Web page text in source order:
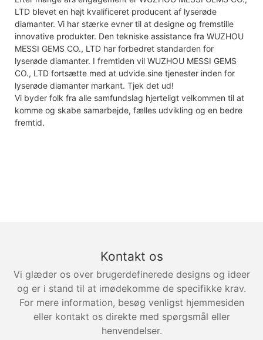
LTD blevet en højt kvalificeret producent af lyserøde
diamanter. Vi har stærke evner til at designe og fremstille
innovative produkter. Den tekniske assistance fra WUZHOU
MESSI GEMS CO., LTD har forbedret standarden for
lyserøde diamanter. I fremtiden vil WUZHOU MESSI GEMS
CO., LTD fortsætte med at udvide sine tjenester inden for
lyserøde diamanter markant. Tjek det ud!
Vi byder folk fra alle samfundslag hjerteligt velkommen til at
komme og skabe samarbejde, fælles udvikling og en bedre
fremtid.
Kontakt os
Vi glæder os over brugerdefinerede designs og ideer
og er i stand til at imødekomme de specifikke krav.
For mere information, besøg venligst hjemmesiden
eller kontakt os direkte med spørgsmål eller
henvendelser.